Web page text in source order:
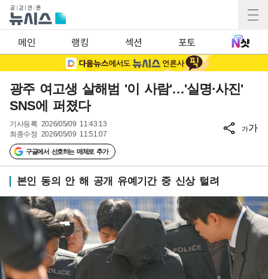
메인 랭킹 섹션 포토
광주 여고생 살해범 '이 사람'…'실명·사진'
SNS에 퍼졌다
기사등록 2026/05/09 11:43:13
최종수정 2026/05/09 11:51:07
구글에서 선호하는 매체로 추가
가가
본인 동의 안 해 공개 유예기간 중 신상 털려